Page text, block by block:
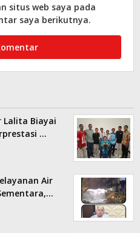
situs web saya pada
saya berikutnya.
Lalita Biayai
…
Air